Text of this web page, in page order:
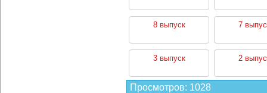
8 выпуск 7
3 выпуск 2
Просмотров: 1028